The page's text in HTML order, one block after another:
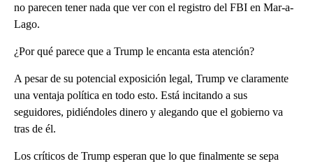
no parecen tener nada que ver con el registro del FBI en Mar-a-
Lago.
¿Por qué parece que a Trump le encanta esta atención?
A pesar de su potencial exposición legal, Trump ve claramente
una ventaja política en todo esto. Está incitando a sus
seguidores, pidiéndoles dinero y alegando que el gobierno va
tras de él.
Los críticos de Trump esperan que lo que finalmente se sepa